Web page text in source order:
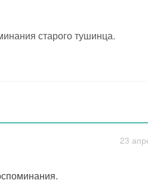
старого тушинца.
23